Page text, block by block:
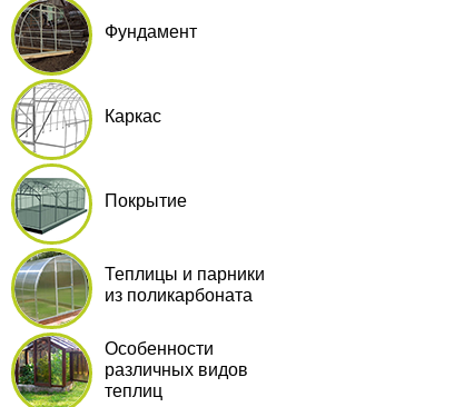
Фундамент
Каркас
Покрытие
Теплицы и парники
из поликарбоната
Особенности
различных видов
теплиц